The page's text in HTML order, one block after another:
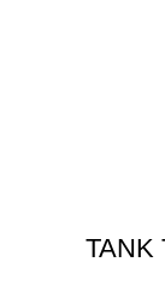
TANK